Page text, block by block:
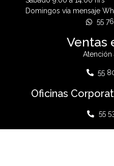
Domingos vía mensaje
55
Ventas
Atención
55
Oficinas
55